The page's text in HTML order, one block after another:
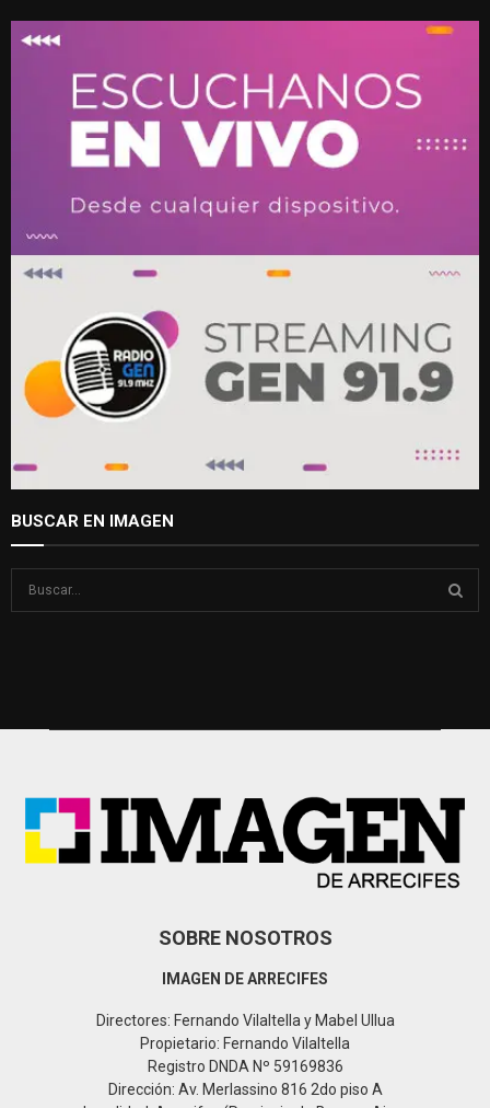
BUSCAR EN IMAGEN
SOBRE NOSOTROS
IMAGEN DE ARRECIFES
Directores: Fernando Vilaltella y Mabel Ullua
Propietario: Fernando Vilaltella
Registro DNDA Nº 59169836
Dirección: Av. Merlassino 816 2do piso A